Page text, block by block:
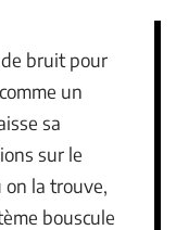
bruit pour
un
sa
sur le
on la trouve,
bouscule